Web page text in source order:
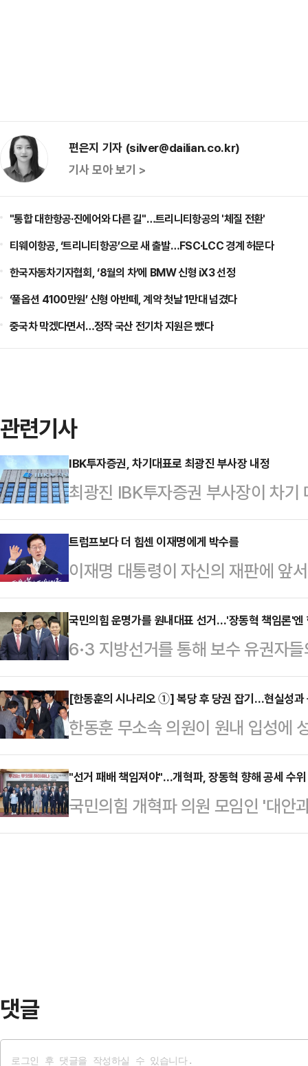
편은지 기자 (silver@dailian.co.kr)
기사 모아 보기 >
"통합 대한항공·진에어와 다른 길"…트리니티항공의 '체질 전환'
티웨이항공, ‘트리니티항공’으로 새 출발…FSC·LCC 경계 허문다
한국자동차기자협회, ‘8월의 차’에 BMW 신형 iX3 선정
‘풀옵션 4100만원’ 신형 아반떼, 계약 첫날 1만대 넘겼다
중국차 막겠다면서…정작 국산 전기차 지원은 뺐다
관련기사
IBK투자증권, 차기대표로 최광진 부사장 내정
최광진 IBK투자증권 부사장이 차
원추천후보위원회를 열고 차기 대
을 내정했다고 전했다.최 부사장은
장·CIB그룹장을 역임했다.특히
내 은행·증권 시너지 사업을 적극
관련한 전략 수립을 주도했다.
트럼프보다 더 힘센 이재명에게 박수를
이재명 대통령이 자신의 재판에 앞
분명히 했다. 그는 8일 취임 1주년
대로 하면 된다”며 “잘못됐으면 취
했다. 그럴듯한 말이다. 그런데 옳
상 규명은 해야 되겠다. 객관적으로
주장했다. 그러니까 법원의 판단을
법하고 합리적인 절차다. 그런데 그
격 받고…
국민의힘 운명가를 원내대표 선거…'장동혁 책임론'엔
6·3 지방선거를 통해 보수 유권자
원내대표를 중심으로 '윤어게인' 프
나설 수 있을지 정치권의 관심이 쏠
읍·정점식·성일종 의원 모두 장동
민이 체감할 수 있는 변화와 혁신을
랐다.김도읍·정점식·성일종 원내
국회 간담회에 참석해 대여 투쟁 전
보에 나섰다.김도읍 …
[한동훈의 시나리오 ①] 복당 후 당권 잡기…현실성과
한동훈 무소속 의원이 원내 입성에
른 모양새다. 하지만 무소속이라는
에서 영향력을 발휘하기 위해 국민
목소리가 나온다. 당 안팎에선 한
선제돼야 하는 만큼, 일단은 시간이
"선거 패배 책임져야"…개혁파, 장동혁 향해 공세 수
국민의힘 개혁파 의원 모임인 '대안
패'로 규정하고, 장동혁 대표의 사
댓글